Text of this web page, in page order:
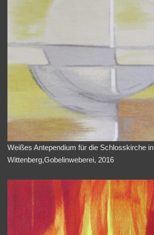
Weißes Antependium für die Schlosskirche in
Wittenberg,Gobelinweberei, 2016